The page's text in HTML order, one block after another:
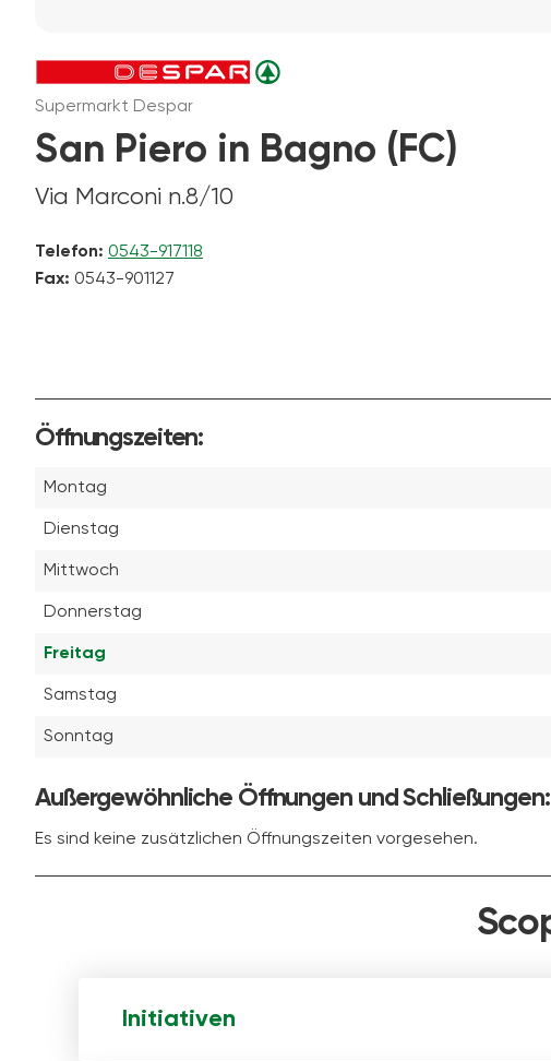
Supermarkt Despar
San Piero in Bagno (FC)
Via Marconi n.8/10
Telefon: 0543-917118
Fax: 0543-901127
Öffnungszeiten:
Montag
Dienstag
Mittwoch
Donnerstag
Freitag
Samstag
Sonntag
Außergewöhnliche Öffnungen und Schließungen:
Es sind keine zusätzlichen Öffnungszeiten vorgesehen.
Initiativen